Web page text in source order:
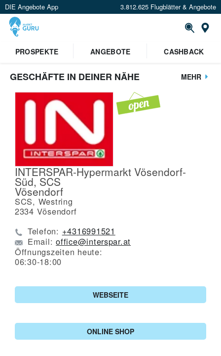
DIE Angebote App 3.812.625 Flugblätter & Angebote
PROSPEKTE
ANGEBOTE CASHBACK
GESCHÄFTE IN DEINER NÄHE MEHR
INTERSPAR-Hypermarkt Vösendorf-
Süd, SCS
Vösendorf
SCS, Westring
2334 Vösendorf
Telefon: +4316991521
Email:office@interspar.at
Öffnungszeiten heute:
06:30-18:00
WEBSEITE
ONLINE SHOP